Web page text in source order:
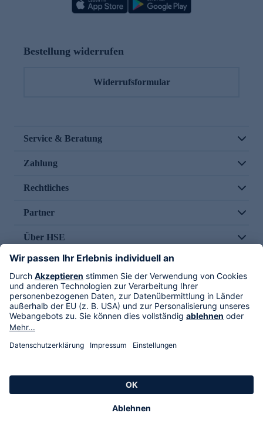
Bestellung widerrufen
Widerrufsformular
Service & Beratung
Zahlung
Rechtliches
Partner
Über HSE
Im TV
HSE International